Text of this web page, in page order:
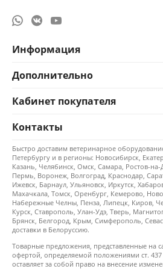
Информация
Дополнительно
Кабинет покупателя
Контакты
Быстро доставим ветеринарное
Петербургу и в регионы: Новосибирск,
Казань, Челябинск, Омск, Самара, Ростов-
Пермь, Воронеж, Волгоград, Краснодар,
Ижевск, Барнаул, Ульяновск, Иркутск,
Махачкала, Томск, Оренбург, Кемерово,
Набережные Челны, Пенза, Липецк, Киров,
Курск, Ставрополь, Улан-Удэ, Тверь,
Брянск, Белгород, Крым, Симферополь,
доставки в Белоруссию.
Товарные предложения, представленные на
офертой, определяемой положениями ст.
оставляет за собой право на внесение